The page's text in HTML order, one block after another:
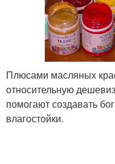
Плюсами масляных
относительную
помогают создавать
влагостойки.